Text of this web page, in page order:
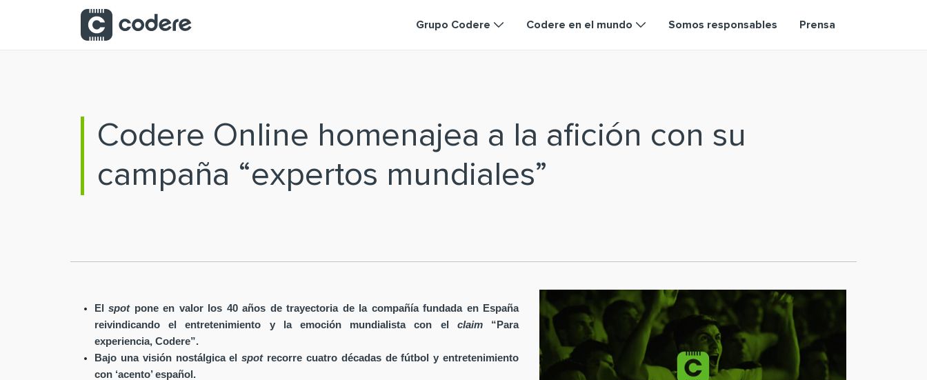
Saltar al contenido principal
Grupo Codere Codere en el mundo Somos responsables Prensa
Codere Online homenajea a la afición con su
campaña “expertos mundiales”
Elspot pone en valor los 40 años de trayectoria de la compañía fundada en España
reivindicando el entretenimiento y la emoción mundialista con el claim“Para
experiencia, Codere”.
Bajo una visión nostálgica elspotrecorre cuatro décadas de fútbol y entretenimiento
con ‘acento’ español.